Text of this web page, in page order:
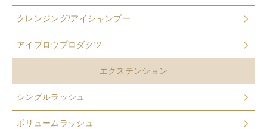
クレンジング/アイシャンプー
アイブロウプロダクツ
エクステンション
シングルラッシュ
ボリュームラッシュ